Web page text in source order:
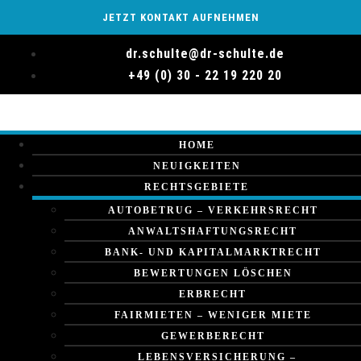
dr.schulte@dr-schulte.de
+49 (0) 30 - 22 19 220 20
JETZT KONTAKT AUFNEHMEN
HOME
NEUIGKEITEN
RECHTSGEBIETE
AUTOBETRUG – VERKEHRSRECHT
ANWALTSHAFTUNGSRECHT
BANK- UND KAPITALMARKTRECHT
BEWERTUNGEN LÖSCHEN
ERBRECHT
FAIRMIETEN – WENIGER MIETE
GEWERBERECHT
LEBENSVERSICHERUNG –